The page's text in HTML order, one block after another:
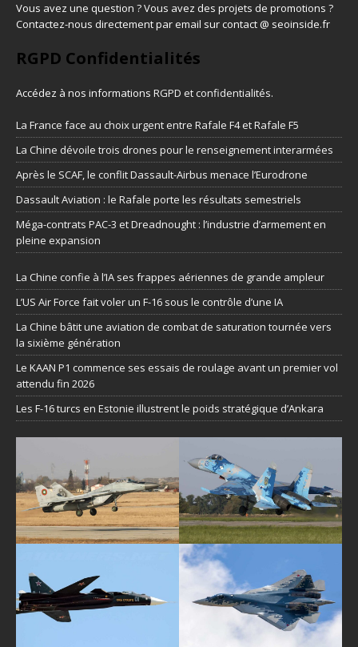
Vous avez une question ? Vous avez des projets de promotions ?
Contactez-nous directement par email sur contact @ seoinside.fr
RGPD Confidentialités
Accédez à nos informations RGPD et confidentialités.
La France face au choix urgent entre Rafale F4 et Rafale F5
La Chine dévoile trois drones pour le renseignement interarmées
Après le SCAF, le conflit Dassault-Airbus menace l’Eurodrone
Dassault Aviation : le Rafale porte les résultats semestriels
Méga-contrats PAC-3 et Dreadnought : l’industrie d’armement en
pleine expansion
La Chine confie à l’IA ses frappes aériennes de grande ampleur
L’US Air Force fait voler un F-16 sous le contrôle d’une IA
La Chine bâtit une aviation de combat de saturation tournée vers
la sixième génération
Le KAAN P1 commence ses essais de roulage avant un premier vol
attendu fin 2026
Les F-16 turcs en Estonie illustrent le poids stratégique d’Ankara